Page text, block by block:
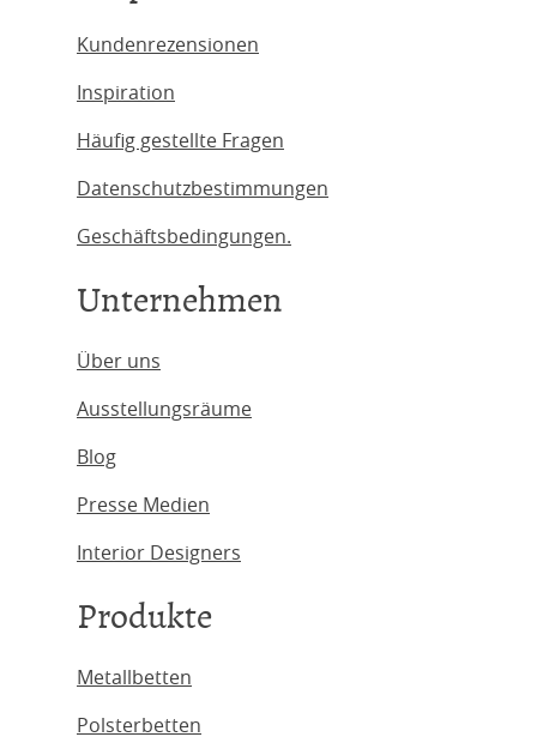
Kundenrezensionen
Inspiration
Häufig gestellte Fragen
Datenschutzbestimmungen
Geschäftsbedingungen.
Unternehmen
Über uns
Ausstellungsräume
Blog
Presse Medien
Interior Designers
Produkte
Metallbetten
Polsterbetten